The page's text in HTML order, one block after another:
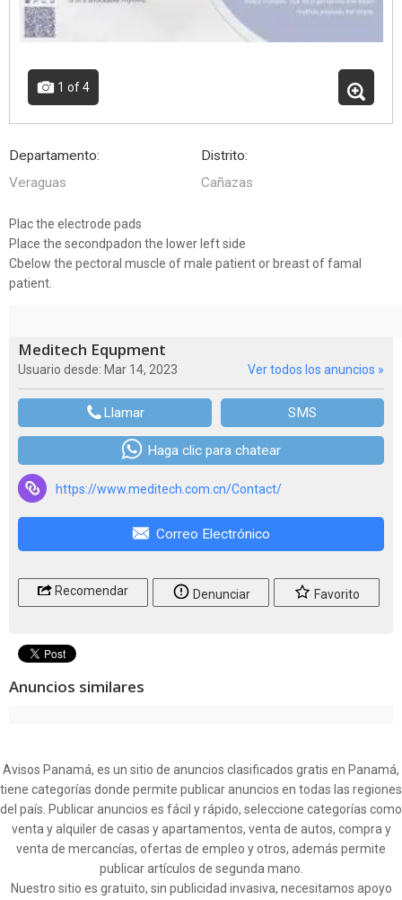
1 of 4
Departamento:
Veraguas
Distrito:
Cañazas
Plac the electrode pads
Place the secondpadon the lower left side
Cbelow the pectoral muscle of male patient or breast of famal
patient.
Meditech Equpment
Usuario desde: Mar 14, 2023 Ver todos los anuncios »
Llamar SMS
Haga clic para chatear
https://www.meditech.com.cn/Contact/
Correo Electrónico
Recomendar Denunciar Favorito
Anuncios similares
Avisos Panamá, es un sitio de anuncios clasificados gratis en Panamá,
tiene categorías donde permite publicar anuncios en todas las regiones
del país. Publicar anuncios es fácil y rápido, seleccione categorías como
venta y alquiler de casas y apartamentos, venta de autos, compra y
venta de mercancías, ofertas de empleo y otros, además permite
publicar artículos de segunda mano.
Nuestro sitio es gratuito, sin publicidad invasiva, necesitamos apoyo